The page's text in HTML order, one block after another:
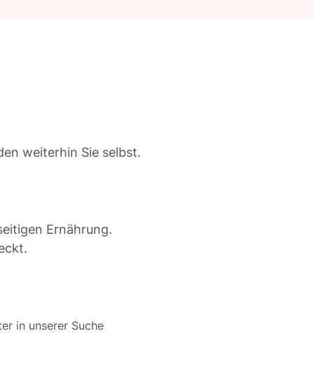
weiterhin Sie selbst.
Ernährung.
in unserer Suche